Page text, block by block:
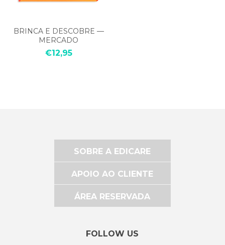
BRINCA E DESCOBRE —
MERCADO
€12,95
SOBRE A EDICARE
APOIO AO CLIENTE
ÁREA RESERVADA
FOLLOW US